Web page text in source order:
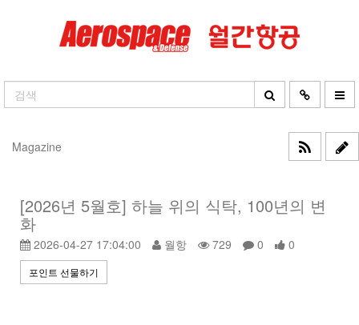
Magazine
[2026년 5월호] 하늘 위의 식탁, 100년의 변
화
2026-04-27 17:04:00 월항 729 0 0
포인트 선물하기